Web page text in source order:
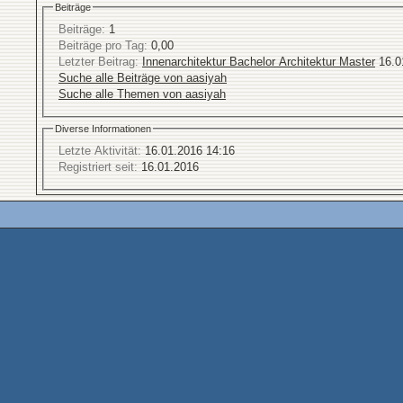
Beiträge
Beiträge: 1
Beiträge pro Tag: 0,00
Letzter Beitrag: Innenarchitektur Bachelor Architektur Master
Suche alle Beiträge von aasiyah
Suche alle Themen von aasiyah
Diverse Informationen
Letzte Aktivität: 16.01.2016 14:16
Registriert seit: 16.01.2016